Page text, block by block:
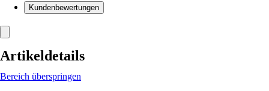
Kundenbewertungen
Artikeldetails
Bereich überspringen